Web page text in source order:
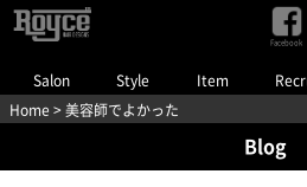
Salon Style Item
Facebook
Home > 美容師でよかった
Blog